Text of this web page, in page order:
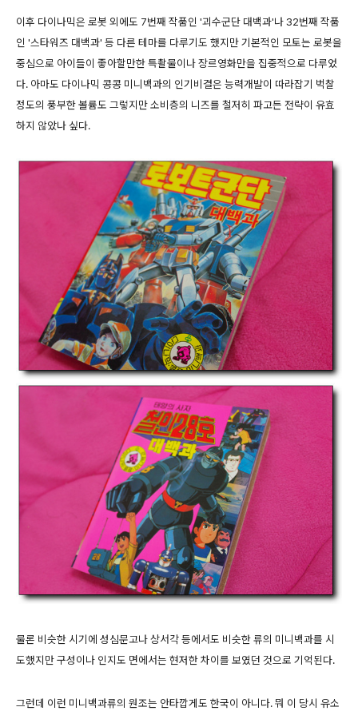
이후 다이나믹은 로봇 외에도 7번째 작품인 '괴수군단 대백과'나 32번째 작품
인 '스타워즈 대백과' 등 다른 테마를 다루기도 했지만 기본적인 모토는 로봇을
중심으로 아이들이 좋아할만한 특촬물이나 장르영화만을 집중적으로 다루었
다. 아마도 다이나믹 콩콩 미니백과의 인기비결은 능력개발이 따라잡기 벅찰
정도의 풍부한 볼륨도 그렇지만 소비층의 니즈를 철저히 파고든 전략이 유효
하지 않았나 싶다.
물론 비슷한 시기에 성심문고나 상서각 등에서도 비슷한 류의 미니백과를 시
도했지만 구성이나 인지도 면에서는 현저한 차이를 보였던 것으로 기억된다.
그런데 이런 미니백과류의 원조는 안타깝게도 한국이 아니다. 뭐 이 당시 유소